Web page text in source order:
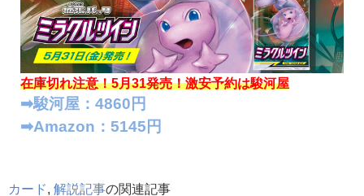
在庫切れ注意！5月31発売！激安予約は駿河屋
➡︎駿河屋：4860円
➡︎Amazon：5145円
カード 解説記事の関連記事